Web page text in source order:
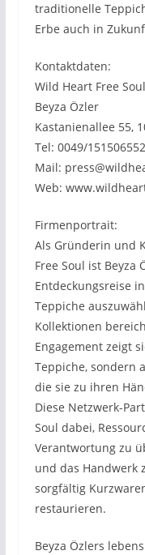
traditionelle
Erbe auch in
Kontaktdaten:
Wild Heart Free Soul
Beyza Özler
Kastanienallee 55,
Tel: 0049/
Mail:
Web:
Firmenportrait:
Als Gründerin und
Free Soul ist Beyza
Entdeckungsreise
Teppiche
Kollektionen
Engagement zeigt
Teppiche, sondern
die sie zu ihren
Diese Netzwerk-
Soul dabei,
Verantwortung zu
und das Handwerk
sorgfältig
restaurieren.
Beyza Özlers